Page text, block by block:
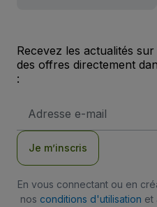
Recevez les actualités
des offres directement
:
e-
Je m’inscris
En vous connectant ou en
nos conditions d'utilisation et